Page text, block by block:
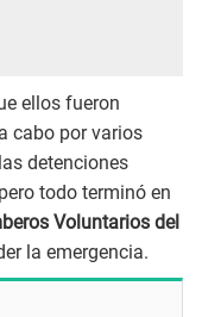
ellos fueron
cabo por varios
detenciones
todo terminó en
Voluntarios del
la emergencia.